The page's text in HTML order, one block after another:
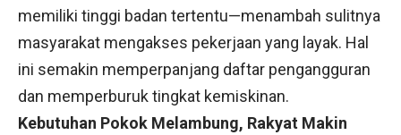
memiliki tinggi badan tertentu—menambah sulitnya
masyarakat mengakses pekerjaan yang layak. Hal
ini semakin memperpanjang daftar pengangguran
dan memperburuk tingkat kemiskinan.
Kebutuhan Pokok Melambung, Rakyat Makin